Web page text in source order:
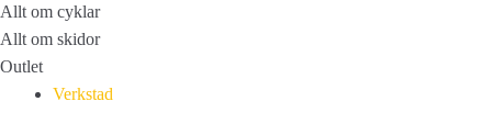
Allt om cyklar
Allt om skidor
Outlet
Verkstad